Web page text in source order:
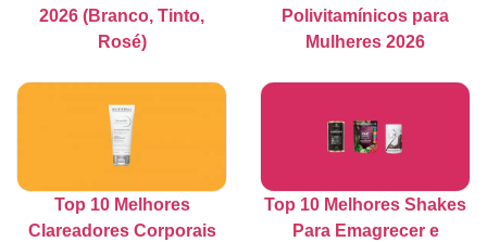
2026 (Branco, Tinto,
Rosé)
Polivitamínicos para
Mulheres 2026
Top 10 Melhores
Clareadores Corporais
Top 10 Melhores Shakes
Para Emagrecer e